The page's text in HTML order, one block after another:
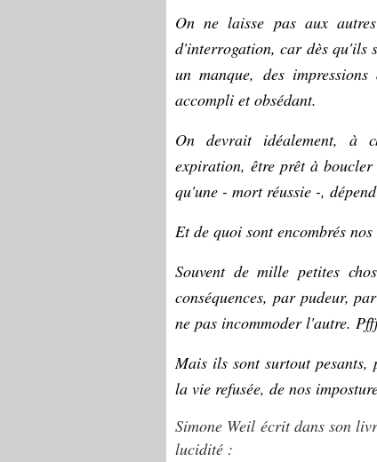
On ne laisse pas aux
d'interrogation, car dès qu'ils
un manque, des
accompli et obsédant.
On devrait idéalement, à
expiration, être prêt à
qu'une - mort réussie -,
Et de quoi sont encombrés nos
Souvent de mille petites
conséquences, par pudeur,
ne pas incommoder l'autre.
Mais ils sont surtout
la vie refusée, de nos
Simone Weil écrit dans son
lucidité :